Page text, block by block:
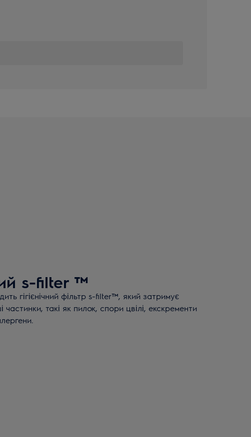
s-filter ™
гігієнічний фільтр s-filter™, який затримує
частинки, такі як пилок, спори цвілі, екскременти